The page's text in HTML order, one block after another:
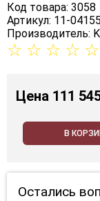
Код товара: 3058
Артикул: 11-
Производитель:
☆ ☆ ☆ ☆ ☆
Цена 111
В
Остались